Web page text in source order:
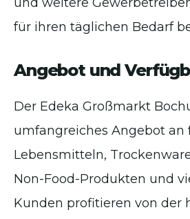
für ihren täglichen Bedarf
Angebot und
Der Edeka Großmarkt
umfangreiches Angebot an
Lebensmitteln,
Non-Food-Produkten und
Kunden profitieren von der